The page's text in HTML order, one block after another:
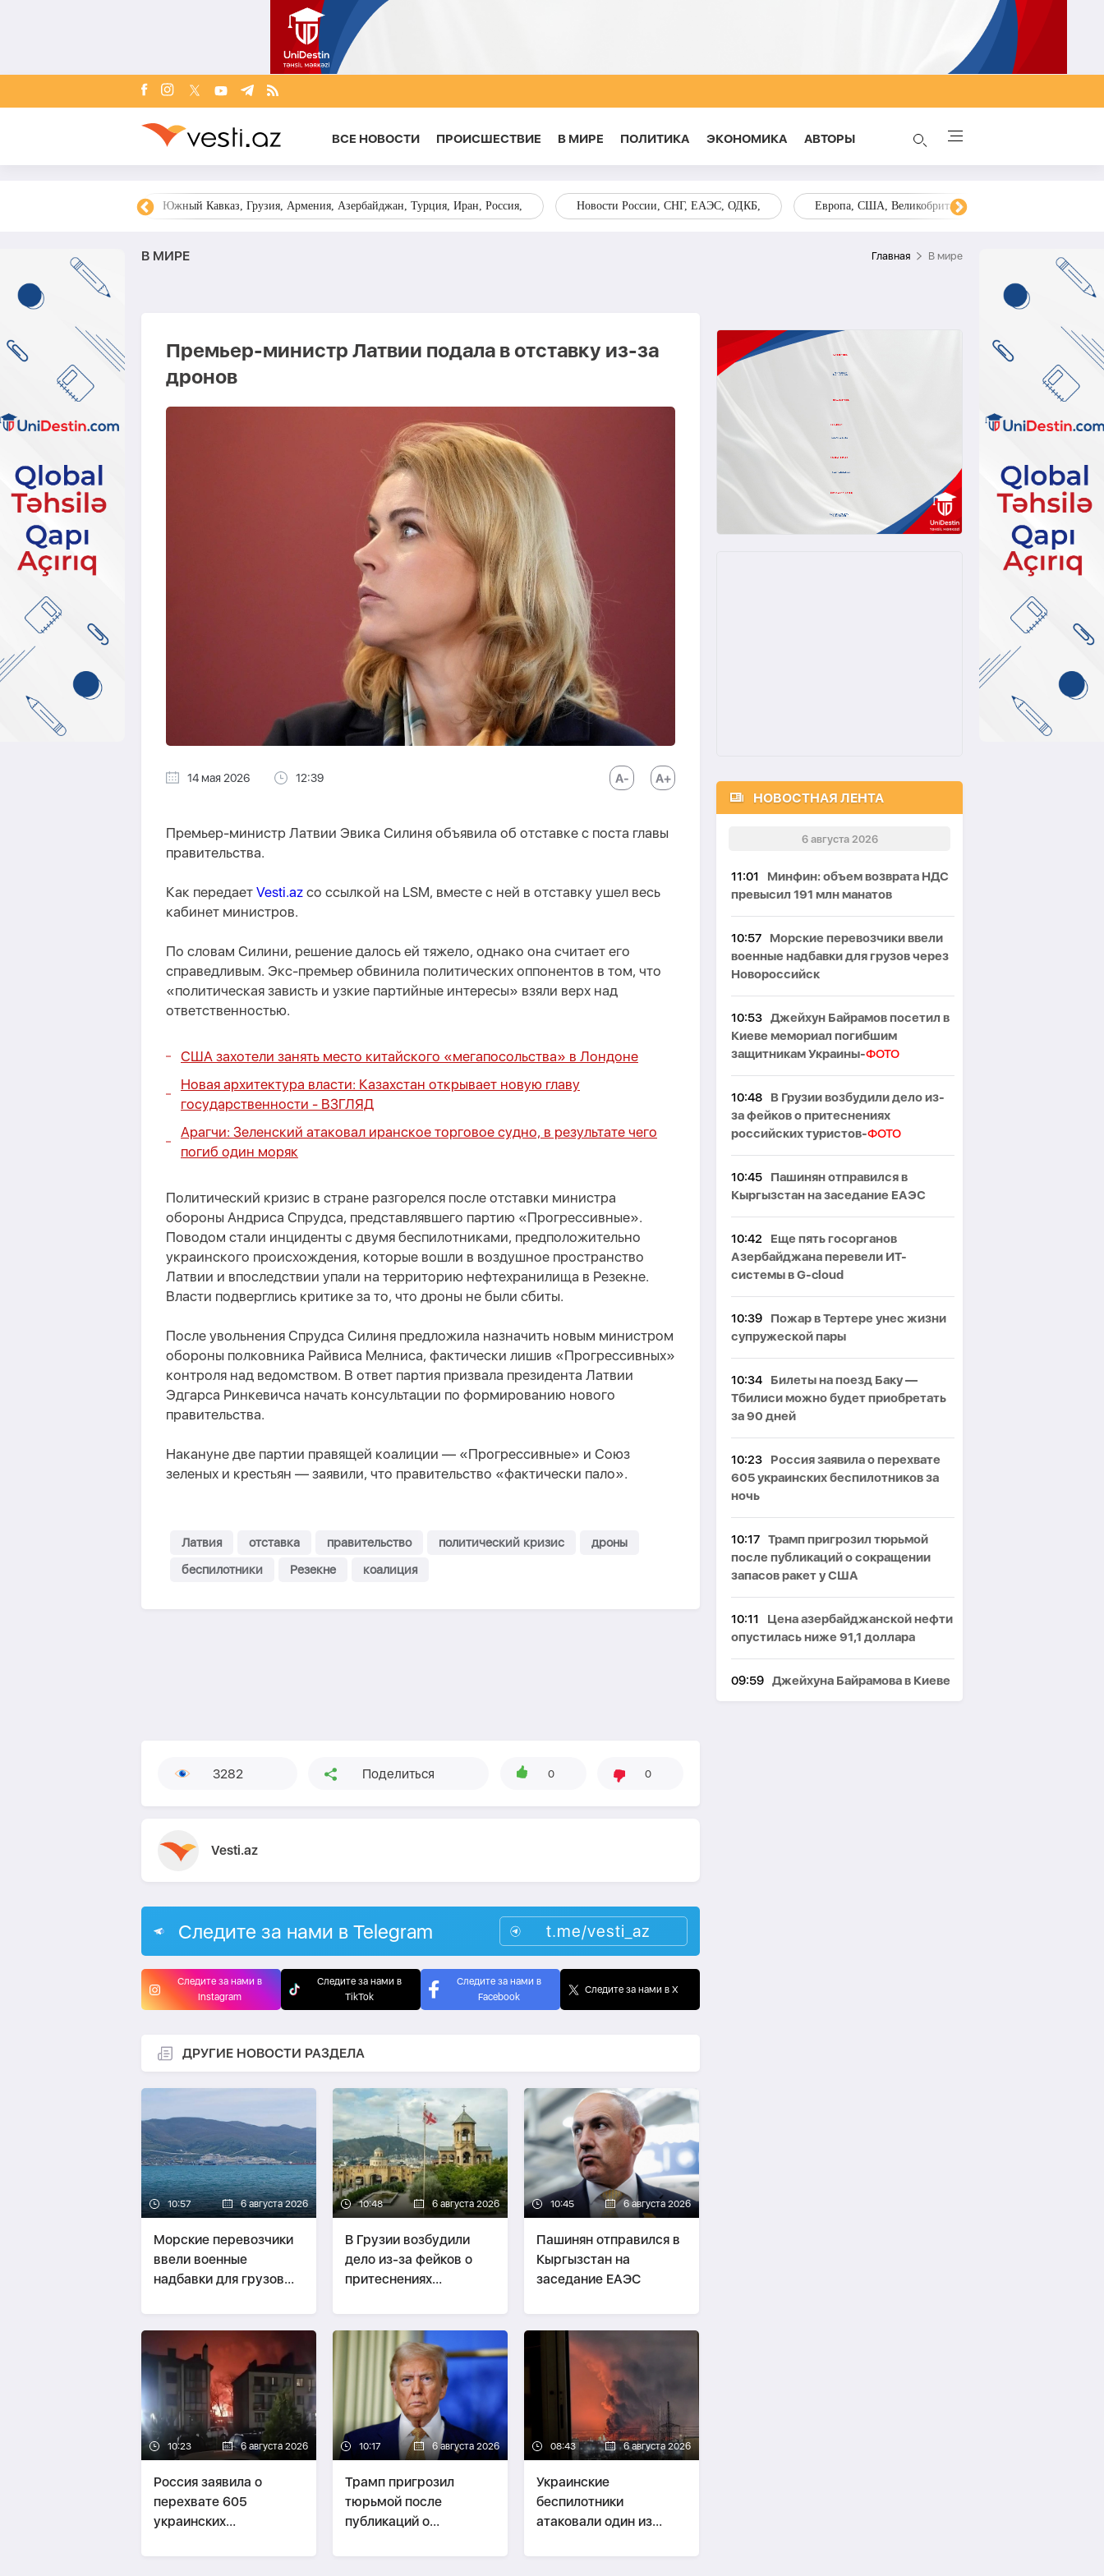
ВСЕ НОВОСТИ ПРОИСШЕСТВИЕ В МИРЕ ПОЛИТИКА ЭКОНОМИКА AВТОРЫ
Южный Кавказ, Грузия, Армения, Азербайджан, Турция, Иран, Россия, Новости России, СНГ, ЕАЭС, ОДКБ, Европа, США, Великобритания, Украина, Запад,
В МИРЕ Главная В мире
Премьер-министр Латвии подала в отставку из-за
дронов
14 мая 2026 12:39
Премьер-министр Латвии Эвика Силиня объявила об отставке с поста главы
правительства.
Как передает Vesti.az со ссылкой на LSM, вместе с ней в отставку ушел весь
кабинет министров.
По словам Силини, решение далось ей тяжело, однако она считает его
справедливым. Экс-премьер обвинила политических оппонентов в том, что
«политическая зависть и узкие партийные интересы» взяли верх над
ответственностью.
США захотели занять место китайского «мегапосольства» в Лондоне
Новая архитектура власти: Казахстан открывает новую главу
государственности - ВЗГЛЯД
Арагчи: Зеленский атаковал иранское торговое судно, в результате чего
погиб один моряк
Политический кризис в стране разгорелся после отставки министра
обороны Андриса Спрудса, представлявшего партию «Прогрессивные».
Поводом стали инциденты с двумя беспилотниками, предположительно
украинского происхождения, которые вошли в воздушное пространство
Латвии и впоследствии упали на территорию нефтехранилища в Резекне.
Власти подверглись критике за то, что дроны не были сбиты.
После увольнения Спрудса Силиня предложила назначить новым министром
обороны полковника Райвиса Мелниса, фактически лишив «Прогрессивных»
контроля над ведомством. В ответ партия призвала президента Латвии
Эдгарса Ринкевичса начать консультации по формированию нового
правительства.
Накануне две партии правящей коалиции — «Прогрессивные» и Союз
зеленых и крестьян — заявили, что правительство «фактически пало».
Латвия отставка правительство политический кризис
дроны
беспилотники
Резекне коалиция
3282 Поделиться 0 0
Vesti.az
Следите за нами в Telegram t.me/vesti_az
Следите за нами в
Instagram
Следите за нами в
TikTok
Следите за нами в
Facebook
Следите за нами в X
ДРУГИЕ НОВОСТИ РАЗДЕЛА
10:57 6 августа 2026
Морские перевозчики
ввели военные
надбавки для грузов
10:48 6 августа 2026
В Грузии возбудили
дело из-за фейков о
притеснениях
ФОТО
10:45 6 августа 2026
Пашинян отправился в
Кыргызстан на
заседание ЕАЭС
10:23 6 августа 2026
Россия заявила о
перехвате 605
украинских
10:17 6 августа 2026
Трамп пригрозил
тюрьмой после
публикаций о
ракет у США
08:43 6 августа 2026
Украинские
беспилотники
атаковали один из
нефтеперерабатывающих
НОВОСТНАЯ ЛЕНТА
6 августа 2026
11:01
Минфин: объем возврата НДС
превысил 191 млн манатов
10:57
Морские перевозчики ввели
военные надбавки для грузов через
Новороссийск
10:53 Джейхун Байрамов посетил в
Киеве мемориал погибшим
защитникам Украины-ФОТО
10:48
В Грузии возбудили дело из-
за фейков о притеснениях
российских туристов-ФОТО
10:45
Пашинян отправился в
Кыргызстан на заседание ЕАЭС
10:42
Еще пять госорганов
Азербайджана перевели ИТ-
системы в G-cloud
10:39
Пожар в Тертере унес жизни
супружеской пары
10:34
Билеты на поезд Баку —
Тбилиси можно будет приобретать
за 90 дней
10:23
Россия заявила о перехвате
605 украинских беспилотников за
ночь
10:17 Трамп пригрозил тюрьмой
после публикаций о сокращении
запасов ракет у США
10:11
Цена азербайджанской нефти
опустилась ниже 91,1 доллара
09:59 Джейхуна Байрамова в Киеве
встретил Андрей Сибига